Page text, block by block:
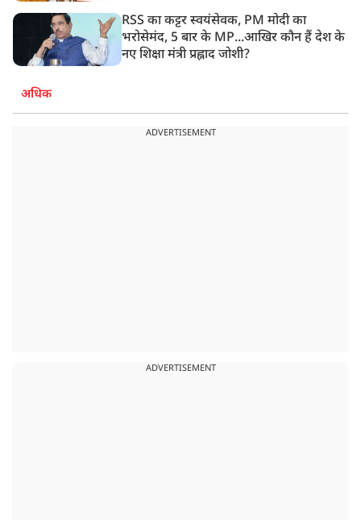
RSS का कट्टर स्वयंसेवक, PM मोदी का
भरोसेमंद, 5 बार के MP...आखिर कौन हैं देश के
नए शिक्षा मंत्री प्रह्लाद जोशी?
अधिक
ADVERTISEMENT
ADVERTISEMENT